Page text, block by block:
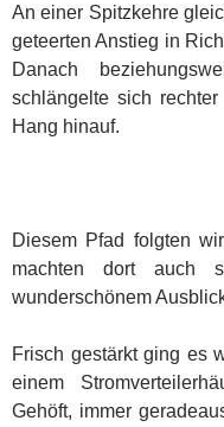
An einer Spitzkehre
geteerten Anstieg in
Danach
schlängelte sich
Hang hinauf.
Diesem Pfad folgten
machten dort auch
wunderschönem
Frisch gestärkt ging es
einem
Gehöft, immer